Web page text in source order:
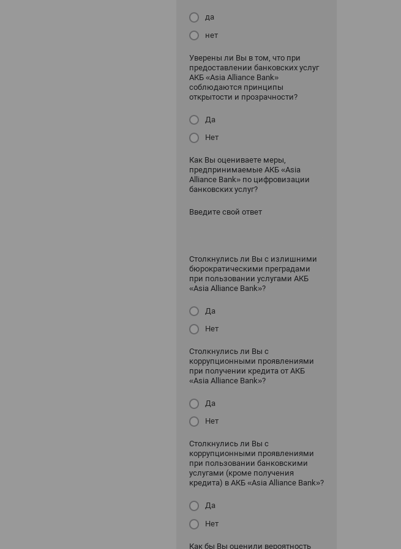
да
нет
Уверены ли Вы в том, что при
предоставлении банковских услуг
АКБ «Asia Alliance Bank»
соблюдаются принципы
открытости и прозрачности?
Да
Нет
Как Вы оцениваете меры,
предпринимаемые АКБ «Asia
Alliance Bank» по цифровизации
банковских услуг?
Введите свой ответ
Столкнулись ли Вы с излишними
бюрократическими преградами
при пользовании услугами АКБ
«Asia Alliance Bank»?
Да
Нет
Столкнулись ли Вы с
коррупционными проявлениями
при получении кредита от АКБ
«Asia Alliance Bank»?
Да
Нет
Столкнулись ли Вы с
коррупционными проявлениями
при пользовании банковскими
услугами (кроме получения
кредита) в АКБ «Asia Alliance Bank»?
Да
Нет
Как бы Вы оценили вероятность